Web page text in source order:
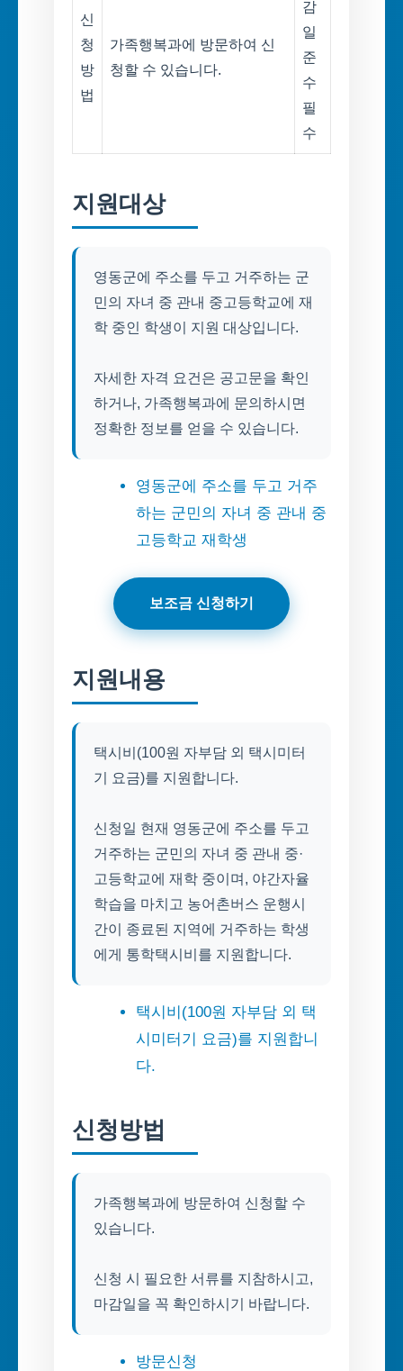
신
청
방
법
가족행복과에 방문하여 신
청할 수 있습니다.
감
일
준
수
필
수
지원대상
영동군에 주소를 두고 거주하는 군
민의 자녀 중 관내 중고등학교에 재
학 중인 학생이 지원 대상입니다.
자세한 자격 요건은 공고문을 확인
하거나, 가족행복과에 문의하시면
정확한 정보를 얻을 수 있습니다.
영동군에 주소를 두고 거주
하는 군민의 자녀 중 관내 중
고등학교 재학생
보조금 신청하기
지원내용
택시비(100원 자부담 외 택시미터
기 요금)를 지원합니다.
신청일 현재 영동군에 주소를 두고
거주하는 군민의 자녀 중 관내 중·
고등학교에 재학 중이며, 야간자율
학습을 마치고 농어촌버스 운행시
간이 종료된 지역에 거주하는 학생
에게 통학택시비를 지원합니다.
택시비(100원 자부담 외 택
시미터기 요금)를 지원합니
다.
신청방법
가족행복과에 방문하여 신청할 수
있습니다.
신청 시 필요한 서류를 지참하시고,
마감일을 꼭 확인하시기 바랍니다.
방문신청